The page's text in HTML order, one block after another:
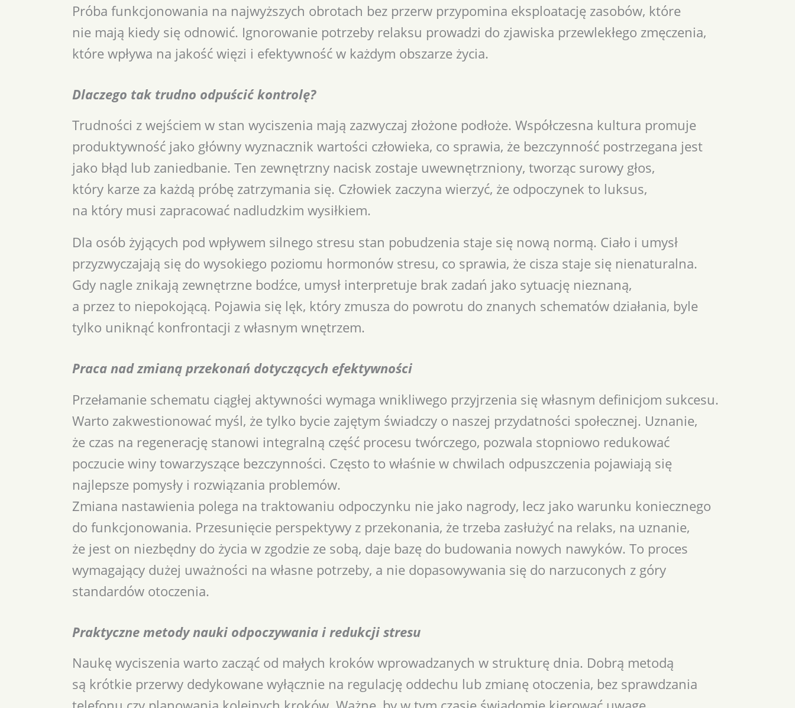
Próba funkcjonowania na najwyższych obrotach bez przerw przypomina eksploatację zasobów, które
nie mają kiedy się odnowić. Ignorowanie potrzeby relaksu prowadzi do zjawiska przewlekłego zmęczenia,
które wpływa na jakość więzi i efektywność w każdym obszarze życia.
Dlaczego tak trudno odpuścić kontrolę?
Trudności z wejściem w stan wyciszenia mają zazwyczaj złożone podłoże. Współczesna kultura promuje
produktywność jako główny wyznacznik wartości człowieka, co sprawia, że bezczynność postrzegana jest
jako błąd lub zaniedbanie. Ten zewnętrzny nacisk zostaje uwewnętrzniony, tworząc surowy głos,
który karze za każdą próbę zatrzymania się. Człowiek zaczyna wierzyć, że odpoczynek to luksus,
na który musi zapracować nadludzkim wysiłkiem.
Dla osób żyjących pod wpływem silnego stresu stan pobudzenia staje się nową normą. Ciało i umysł
przyzwyczajają się do wysokiego poziomu hormonów stresu, co sprawia, że cisza staje się nienaturalna.
Gdy nagle znikają zewnętrzne bodźce, umysł interpretuje brak zadań jako sytuację nieznaną,
a przez to niepokojącą. Pojawia się lęk, który zmusza do powrotu do znanych schematów działania, byle
tylko uniknąć konfrontacji z własnym wnętrzem.
Praca nad zmianą przekonań dotyczących efektywności
Przełamanie schematu ciągłej aktywności wymaga wnikliwego przyjrzenia się własnym definicjom sukcesu.
Warto zakwestionować myśl, że tylko bycie zajętym świadczy o naszej przydatności społecznej. Uznanie,
że czas na regenerację stanowi integralną część procesu twórczego, pozwala stopniowo redukować
poczucie winy towarzyszące bezczynności. Często to właśnie w chwilach odpuszczenia pojawiają się
najlepsze pomysły i rozwiązania problemów.
Zmiana nastawienia polega na traktowaniu odpoczynku nie jako nagrody, lecz jako warunku koniecznego
do funkcjonowania. Przesunięcie perspektywy z przekonania, że trzeba zasłużyć na relaks, na uznanie,
że jest on niezbędny do życia w zgodzie ze sobą, daje bazę do budowania nowych nawyków. To proces
wymagający dużej uważności na własne potrzeby, a nie dopasowywania się do narzuconych z góry
standardów otoczenia.
Praktyczne metody nauki odpoczywania i redukcji stresu
Naukę wyciszenia warto zacząć od małych kroków wprowadzanych w strukturę dnia. Dobrą metodą
są krótkie przerwy dedykowane wyłącznie na regulację oddechu lub zmianę otoczenia, bez sprawdzania